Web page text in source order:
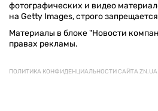
фотографических и видео
на Getty Images, строго
Материалы в блоке "Новости
правах рекламы.
ПОЛИТИКА КОНФИДЕНЦИАЛЬНОСТИ САЙТА ZN.UA
© 1994–2026 «ЗЕРКАЛО НЕДЕЛИ. УКРАИНА».